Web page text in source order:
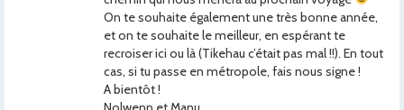
On te souhaite également une très bonne année,
et on te souhaite le meilleur, en espérant te
recroiser ici ou là (Tikehau c’était pas mal !!). En tout
cas, si tu passe en métropole, fais nous signe !
A bientôt !